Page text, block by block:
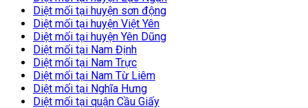
Diệt mối tại huyện sơn động
Diệt mối tại huyện Việt Yên
Diệt mối tại huyện Yên Dũng
Diệt mối tại Nam Định
Diệt mối tại Nam Trực
Diệt mối tại Nam Từ Liêm
Diệt mối tại Nghĩa Hưng
Diệt mối tại quận Cầu Giấy